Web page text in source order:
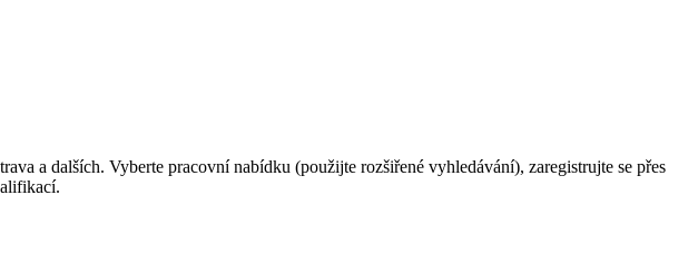
a dalších. Vyberte pracovní nabídku (použijte rozšiřené vyhledávání), zaregistrujte se přes